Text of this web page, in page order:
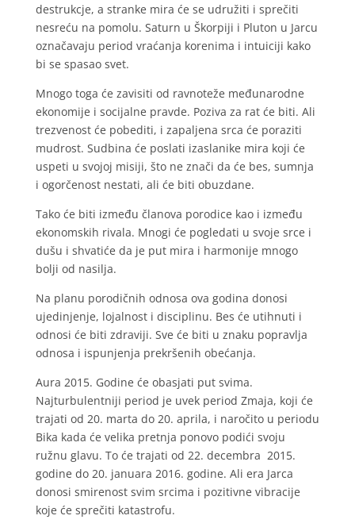
destrukcje, a stranke mira će se udružiti i sprečiti
nesreću na pomolu. Saturn u Škorpiji i Pluton u Jarcu
označavaju period vraćanja korenima i intuiciji kako
bi se spasao svet.
Mnogo toga će zavisiti od ravnoteže međunarodne
ekonomije i socijalne pravde. Poziva za rat će biti. Ali
trezvenost će pobediti, i zapaljena srca će poraziti
mudrost. Sudbina će poslati izaslanike mira koji će
uspeti u svojoj misiji, što ne znači da će bes, sumnja
i ogorčenost nestati, ali će biti obuzdane.
Tako će biti između članova porodice kao i između
ekonomskih rivala. Mnogi će pogledati u svoje srce i
dušu i shvatiće da je put mira i harmonije mnogo
bolji od nasilja.
Na planu porodičnih odnosa ova godina donosi
ujedinjenje, lojalnost i disciplinu. Bes će utihnuti i
odnosi će biti zdraviji. Sve će biti u znaku popravlja
odnosa i ispunjenja prekršenih obećanja.
Aura 2015. Godine će obasjati put svima.
Najturbulentniji period je uvek period Zmaja, koji će
trajati od 20. marta do 20. aprila, i naročito u periodu
Bika kada će velika pretnja ponovo podići svoju
ružnu glavu. To će trajati od 22. decembra 2015.
godine do 20. januara 2016. godine. Ali era Jarca
donosi smirenost svim srcima i pozitivne vibracije
koje će sprečiti katastrofu.